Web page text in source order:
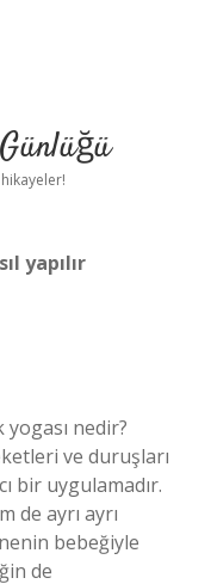
yapılır
nedir?
ve duruşları
bir uygulamadır.
de ayrı ayrı
bebeğiyle
de